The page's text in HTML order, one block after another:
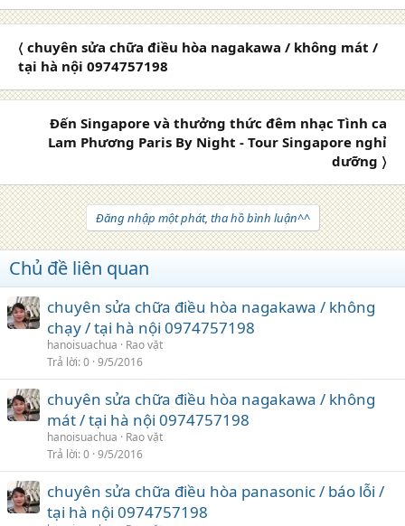
〈 chuyên sửa chữa điều hòa nagakawa / không mát /
tại hà nội 0974757198
Đến Singapore và thưởng thức đêm nhạc Tình ca
Lam Phương Paris By Night - Tour Singapore nghỉ
dưỡng 〉
Đăng nhập một phát, tha hồ bình luận^^
Chủ đề liên quan
chuyên sửa chữa điều hòa nagakawa / không
chạy / tại hà nội 0974757198
hanoisuachua
Rao vặt
Trả lời 0 9/5/2016
chuyên sửa chữa điều hòa nagakawa / không
mát / tại hà nội 0974757198
hanoisuachua
Rao vặt
Trả lời 0 9/5/2016
chuyên sửa chữa điều hòa panasonic / báo lỗi /
tại hà nội 0974757198